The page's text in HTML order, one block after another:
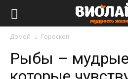
Домой Гороскоп
Рыбы – мудрые